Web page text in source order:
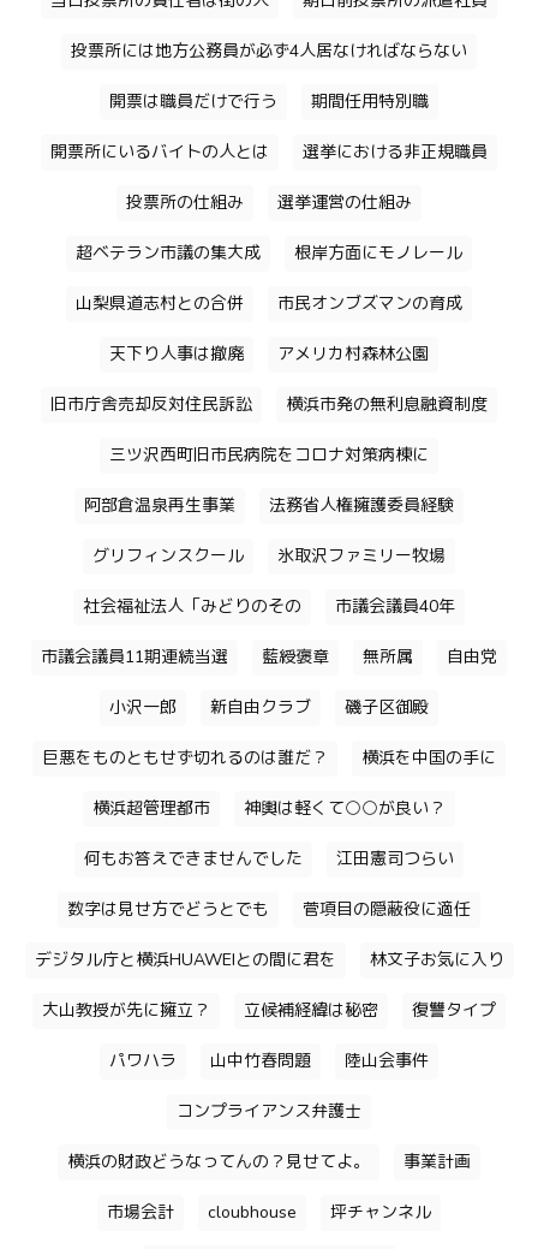
投票所には地方公務員が必ず4人居なければならない
開票は職員だけで行う 期間任用特別職
開票所にいるバイトの人とは 選挙における非正規職員
投票所の仕組み 選挙運営の仕組み
超ベテラン市議の集大成 根岸方面にモノレール
山梨県道志村との合併 市民オンブズマンの育成
天下り人事は撤廃 アメリカ村森林公園
旧市庁舎売却反対住民訴訟 横浜市発の無利息融資制度
三ツ沢西町旧市民病院をコロナ対策病棟に
阿部倉温泉再生事業 法務省人権擁護委員経験
グリフィンスクール 氷取沢ファミリー牧場
社会福祉法人「みどりのその 市議会議員40年
市議会議員11期連続当選 藍綬褒章 無所属 自由党
小沢一郎 新自由クラブ 磯子区御殿
巨悪をものともせず切れるのは誰だ？ 横浜を中国の手に
横浜超管理都市 神輿は軽くて○○が良い？
何もお答えできませんでした 江田憲司つらい
数字は見せ方でどうとでも 菅項目の隠蔽役に適任
デジタル庁と横浜HUAWEIとの間に君を 林文子お気に入り
大山教授が先に擁立？ 立候補経緯は秘密 復讐タイプ
パワハラ 山中竹春問題 陸山会事件
コンプライアンス弁護士
横浜の財政どうなってんの？見せてよ。 事業計画
市場会計 cloubhouse 坪チャンネル